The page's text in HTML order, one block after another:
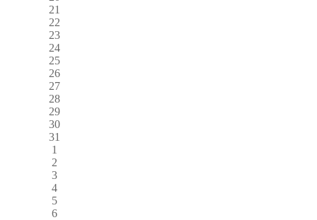
21
22
23
24
25
26
27
28
29
30
31
1
2
3
4
5
6